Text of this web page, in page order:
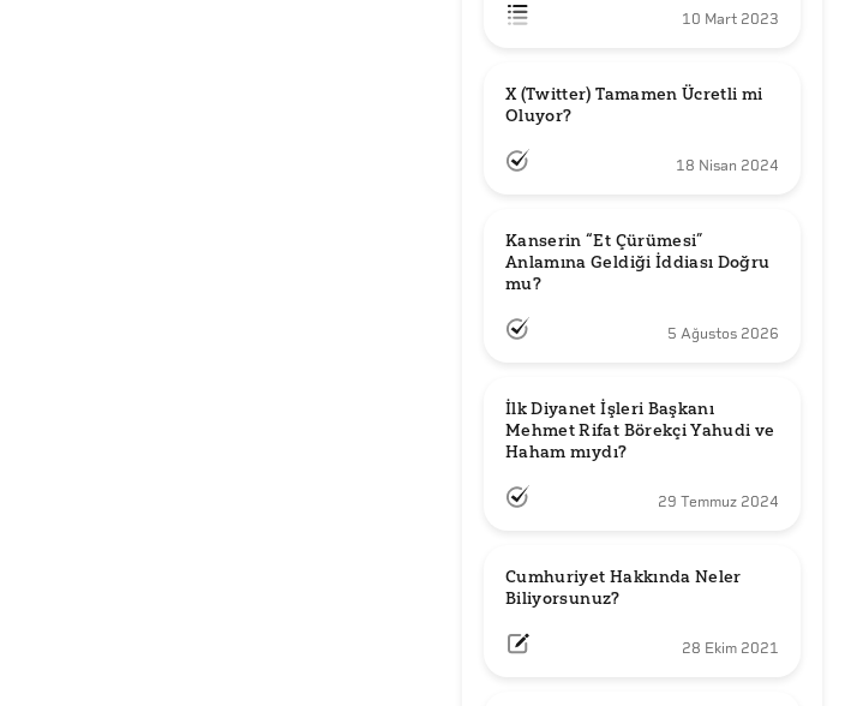
10 Mart 2023
X (Twitter) Tamamen Ücretli mi
Oluyor?
18 Nisan 2024
Kanserin “Et Çürümesi”
Anlamına Geldiği İddiası Doğru
mu?
5 Ağustos 2026
İlk Diyanet İşleri Başkanı
Mehmet Rifat Börekçi Yahudi ve
Haham mıydı?
29 Temmuz 2024
Cumhuriyet Hakkında Neler
Biliyorsunuz?
28 Ekim 2021